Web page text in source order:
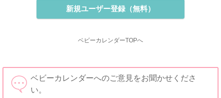
新規ユーザー登録（無料）
ベビーカレンダーTOPへ
ベビーカレンダーへのご意見をお聞かせくださ
い。